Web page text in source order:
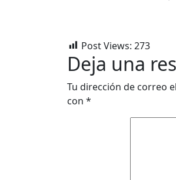
Post Views: 273
Deja una
Tu dirección de correo
con *